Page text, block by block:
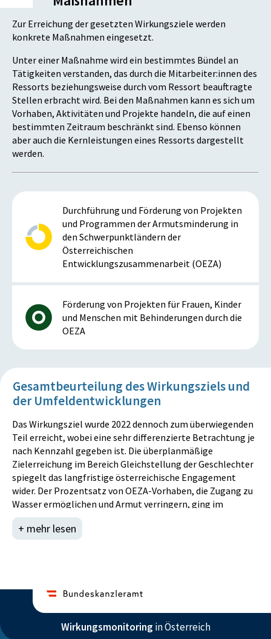
Zur Erreichung der gesetzten Wirkungsziele werden
konkrete Maßnahmen eingesetzt.
Unter einer Maßnahme wird ein bestimmtes Bündel an
Tätigkeiten verstanden, das durch die Mitarbeiter:innen des
Ressorts beziehungsweise durch vom Ressort beauftragte
Stellen erbracht wird. Bei den Maßnahmen kann es sich um
Vorhaben, Aktivitäten und Projekte handeln, die auf einen
bestimmten Zeitraum beschränkt sind. Ebenso können
aber auch die Kernleistungen eines Ressorts dargestellt
werden.
Durchführung und Förderung von Projekten
und Programmen der Armutsminderung in
den Schwerpunktländern der
Österreichischen
Entwicklungszusammenarbeit (OEZA)
Förderung von Projekten für Frauen, Kinder
und Menschen mit Behinderungen durch die
OEZA
Gesamtbeurteilung des Wirkungsziels und
der Umfeldentwicklungen
Das Wirkungsziel wurde 2022 dennoch zum überwiegenden
Teil erreicht, wobei eine sehr differenzierte Betrachtung je
nach Kennzahl gegeben ist. Die überplanmäßige
Zielerreichung im Bereich Gleichstellung der Geschlechter
spiegelt das langfristige österreichische Engagement
wider. Der Prozentsatz von OEZA-Vorhaben, die Zugang zu
Wasser ermöglichen und Armut verringern, ging im
Vergleich zum Vorjahr leicht zurück, gehört aber zu den
langfristigen strategischen Kernaufgaben der OEZA. Die
Rahmen des Hilfsfonds für Katastrophenfälle im Ausland
wurden 2022 über 59 Mio. Euro zur Bewältigung der
humanitären Krise in der Ukraine und den Nachbarländern
+ mehr lesen
Wirkungsmonitoring in Österreich